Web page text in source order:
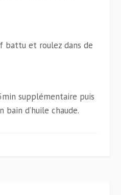
battu et roulez dans de
supplémentaire puis
d‘huile chaude.